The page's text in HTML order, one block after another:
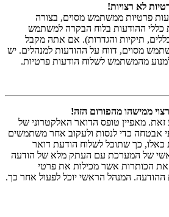
לא רצויות!
פרטיות ממשתמש מסוים, בצורה
כללי ההודעות בלוח הבקרה למשתמש
תיקיות והגדרות). אם אתה מקבל
מסוים, דווח על ההודעות למנהלים. יש
מהמשתמש לשלוח הודעות פרטיות.
ממישהו מהפורום הזה!
מאפיין טופס הדואר האלקטרוני של
אבטחה כדי לנסות ולעקוב אחר משתמשים
כאלו, כך שתוכל לשלוח הודעת דואר
של המערכת עם העתק מלא של הודעה
את הכותרות אשר מכילות את פרטי
המנהל הראשי יוכל לפעול אחר כך.